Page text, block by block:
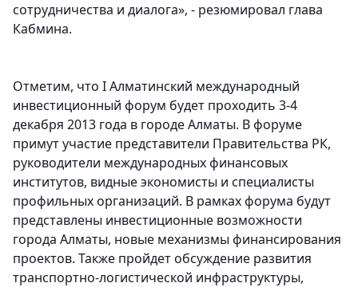
сотрудничества и диалога», - резюмировал глава
Кабмина.
Отметим, что I Алматинский международный
инвестиционный форум будет проходить 3-4
декабря 2013 года в городе Алматы. В форуме
примут участие представители Правительства РК,
руководители международных финансовых
институтов, видные экономисты и специалисты
профильных организаций. В рамках форума будут
представлены инвестиционные возможности
города Алматы, новые механизмы финансирования
проектов. Также пройдет обсуждение развития
транспортно-логистической инфраструктуры,